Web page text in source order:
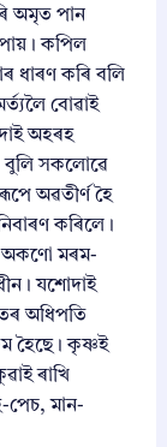
অমৃত পান
কপিল
ধাৰণ কৰি বলি
বোৱাই
অহৰহ
বুলি সকলোৱে
অৱতীৰ্ণ হৈ
কৰিলে।
অকণো মৰম-
যশোদাই
অধিপতি
হৈছে। কৃষ্ণই
ৰাখি
পেচ, মান-